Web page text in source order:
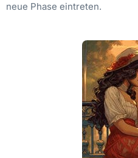
neue Phase eintreten.